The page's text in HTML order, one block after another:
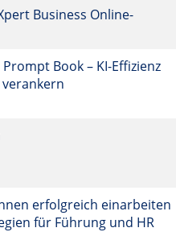
Business Online-
Book – KI-Effizienz
erfolgreich einarbeiten
für Führung und HR